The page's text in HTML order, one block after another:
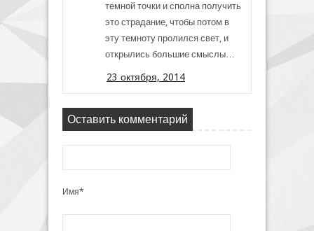
темной точки и сполна получить
это страдание, чтобы потом в
эту темноту пролился свет, и
открылись большие смыслы…
23 октября, 2014
Оставить комментарий
Имя*